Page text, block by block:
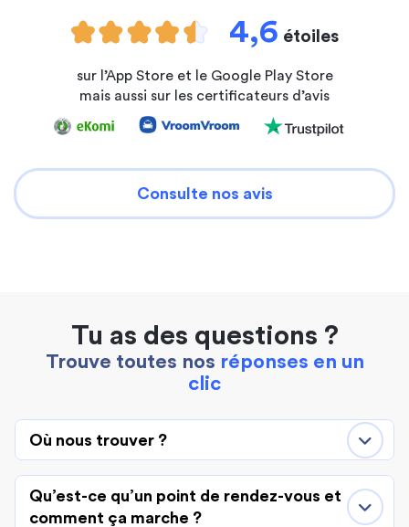
4,6 étoiles
sur l’App Store et le Google Play Store
mais aussi sur les certificateurs d’avis
Consulte nos avis
Tu as des questions ?
Trouve toutes nos réponses en un
clic
Où nous trouver ?
Qu’est-ce qu’un point de rendez-vous et
comment ça marche ?